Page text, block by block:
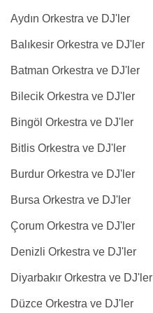
Aydın Orkestra ve DJ'ler
Balıkesir Orkestra ve DJ'ler
Batman Orkestra ve DJ'ler
Bilecik Orkestra ve DJ'ler
Bingöl Orkestra ve DJ'ler
Bitlis Orkestra ve DJ'ler
Burdur Orkestra ve DJ'ler
Bursa Orkestra ve DJ'ler
Çorum Orkestra ve DJ'ler
Denizli Orkestra ve DJ'ler
Diyarbakır Orkestra ve DJ'ler
Düzce Orkestra ve DJ'ler